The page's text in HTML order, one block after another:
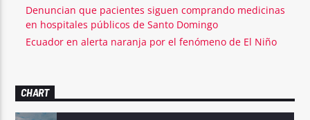
Denuncian que pacientes siguen comprando medicinas
en hospitales públicos de Santo Domingo
Ecuador en alerta naranja por el fenómeno de El Niño
CHART